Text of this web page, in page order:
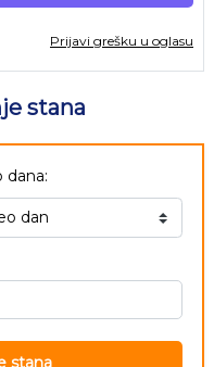
Prijavi grešku u oglasu
stana
dana:
stana